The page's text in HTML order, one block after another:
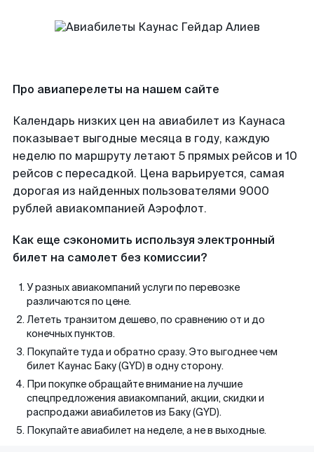
Про авиаперелеты на нашем сайте
Календарь низких цен на авиабилет из Каунаса
показывает выгодные месяца в году, каждую
неделю по маршруту летают 5 прямых рейсов и 10
рейсов с пересадкой. Цена варьируется, самая
дорогая из найденных пользователями 9000
рублей авиакомпанией Аэрофлот.
Как еще сэкономить используя электронный
билет на самолет без комиссии?
У разных авиакомпаний услуги по перевозке
различаются по цене.
Лететь транзитом дешево, по сравнению от и до
конечных пунктов.
Покупайте туда и обратно сразу. Это выгоднее чем
билет Каунас Баку (GYD) в одну сторону.
При покупке обращайте внимание на лучшие
спецпредложения авиакомпаний, акции, скидки и
распродажи авиабилетов из Баку (GYD).
Покупайте авиабилет на неделе, а не в выходные.